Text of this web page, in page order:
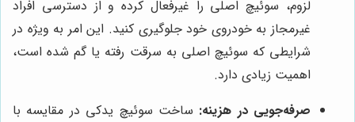
لزوم، سوئیچ اصلی را غیرفعال کرده و از دسترسی افراد
غیرمجاز به خودروی خود جلوگیری کنید. این امر به ویژه در
شرایطی که سوئیچ اصلی به سرقت رفته یا گم شده است،
اهمیت زیادی دارد.
صرفه‌جویی در هزینه: ساخت سوئیچ یدکی در مقایسه با